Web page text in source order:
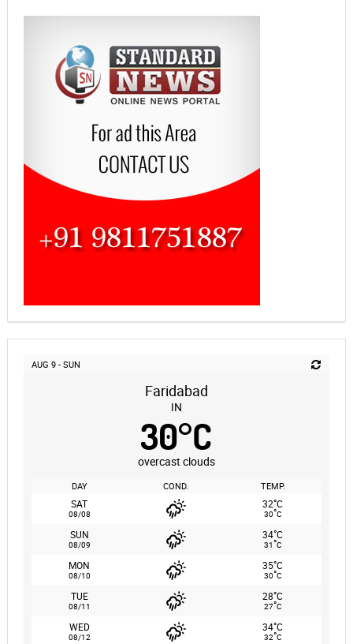
AUG 9 - SUN
Faridabad
IN
30°C
overcast clouds
DAY COND. TEMP.
SAT
08/08
32°C
30°C
SUN
08/09
34°C
31°C
MON
08/10
35°C
30°C
TUE
08/11
28°C
27°C
WED
08/12
34°C
32°C